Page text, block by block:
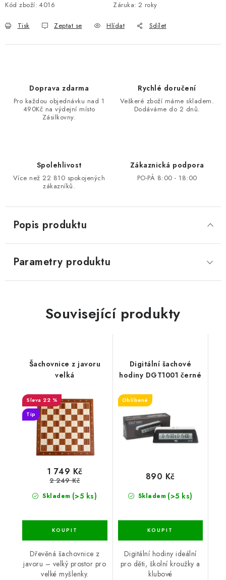
Kód zboží: 4016 Záruka: 2 roky
Tisk Zeptat se Hlídat Sdílet
Doprava zdarma
Pro každou objednávku nad 1
490Kč na výdejní místo
Zásilkovny.
Rychlé doručení
Veškeré zboží máme skladem.
Dodáváme do 2 dnů.
Spolehlivost
Více než 22 810 spokojených
zákazníků.
Zákaznická podpora
PO-PÁ 8:00 - 18:00
Popis produktu
Parametry produktu
Související produkty
Šachovnice z javoru
velká
22 %
Tip
Skladem (>5 ks)
1 749 Kč
2 249 Kč
Dřevěná šachovnice z
javoru – velký prostor pro
velké myšlenky.
Digitální šachové
hodiny DGT1001 černé
Oblíbené
Skladem (>5 ks)
890 Kč
Digitální hodiny ideální
pro děti, školní kroužky a
klubové